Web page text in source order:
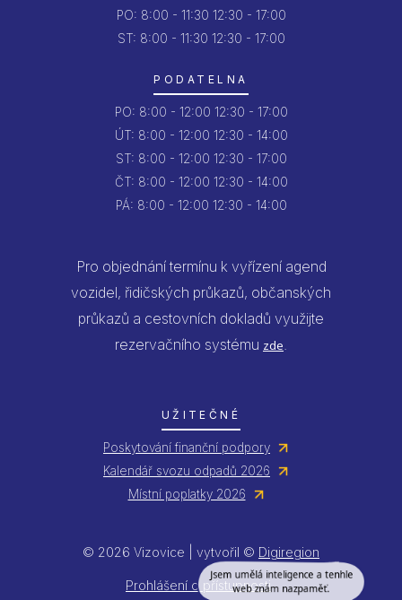
PO: 8:00 - 11:30 12:30 - 17:00
ST: 8:00 - 11:30 12:30 - 17:00
PODATELNA
PO: 8:00 - 12:00 12:30 - 17:00
ÚT: 8:00 - 12:00 12:30 - 14:00
ST: 8:00 - 12:00 12:30 - 17:00
ČT: 8:00 - 12:00 12:30 - 14:00
PÁ: 8:00 - 12:00 12:30 - 14:00
Pro objednání termínu k vyřízení agend
vozidel, řidičských průkazů, občanských
průkazů a cestovních dokladů využijte
rezervačního systému zde.
UŽITEČNÉ
Poskytování finanční podpory
Kalendář svozu odpadů 2026
Místní poplatky 2026
© 2026 Vizovice | vytvořil © Digiregion
Prohlášení o přístupnosti
Jsem umělá inteligence a tenhle
web znám nazpaměť.